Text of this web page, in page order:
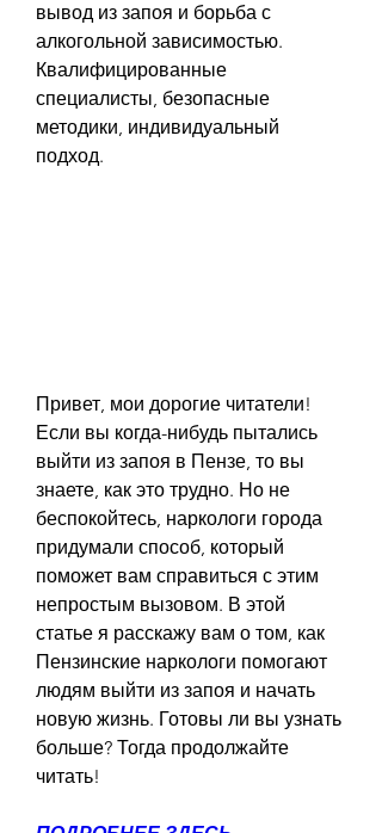
вывод из запоя и борьба с
алкогольной зависимостью.
Квалифицированные
специалисты, безопасные
методики, индивидуальный
подход.
Привет, мои дорогие читатели!
Если вы когда-нибудь пытались
выйти из запоя в Пензе, то вы
знаете, как это трудно. Но не
беспокойтесь, наркологи города
придумали способ, который
поможет вам справиться с этим
непростым вызовом. В этой
статье я расскажу вам о том, как
Пензинские наркологи помогают
людям выйти из запоя и начать
новую жизнь. Готовы ли вы узнать
больше? Тогда продолжайте
читать!